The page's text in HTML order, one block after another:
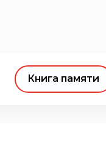
Книга памяти